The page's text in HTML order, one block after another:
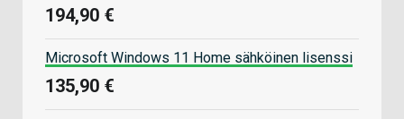
194,90 €
Microsoft Windows 11 Home sähköinen lisenssi
135,90 €